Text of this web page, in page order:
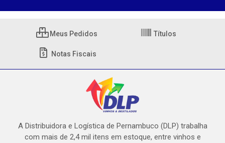
Meus Pedidos Títulos
Notas Fiscais
A Distribuidora e Logística de Pernambuco (DLP) trabalha
com mais de 2,4 mil itens em estoque, entre vinhos e